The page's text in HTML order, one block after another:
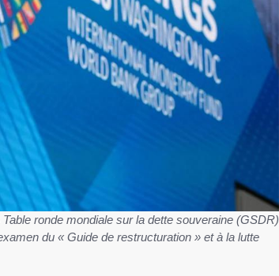
ronde mondiale sur la dette souveraine (GSDR)
du « Guide de restructuration » et à la lutte